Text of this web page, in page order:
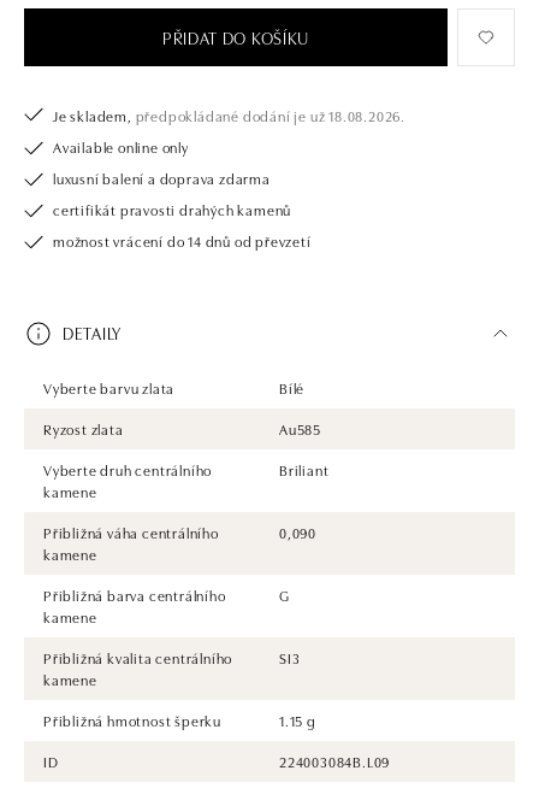
PŘIDAT DO KOŠÍKU
Je skladem, předpokládané dodání je už 18.08.2026.
Available online only
luxusní balení a doprava zdarma
certifikát pravosti drahých kamenů
možnost vrácení do 14 dnů od převzetí
DETAILY
Vyberte barvu zlata
Bílé
Ryzost zlata
Au585
Vyberte druh centrálního
kamene
Briliant
Přibližná váha centrálního
kamene
0,090
Přibližná barva centrálního
kamene
G
Přibližná kvalita centrálního
kamene
SI3
Přibližná hmotnost šperku
1.15 g
ID
224003084B.L09